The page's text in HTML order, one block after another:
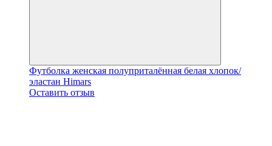
Футболка женская полуприталённая белая хлопок/
эластан Himars
Оставить отзыв